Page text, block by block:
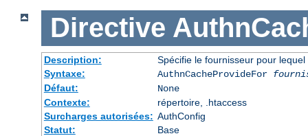
Directive
Description:
Spécifie le fournisseur pour
Syntaxe:
AuthnCacheProvideFor
Défaut:
None
Contexte:
répertoire, .htaccess
Surcharges autorisées: AuthConfig
Statut:
Base